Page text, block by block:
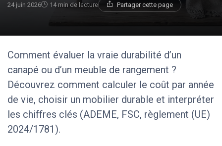
24 juin 2026 14 min de lecture Partager cette page
Comment évaluer la vraie durabilité d’un
canapé ou d’un meuble de rangement ?
Découvrez comment calculer le coût par année
de vie, choisir un mobilier durable et interpréter
les chiffres clés (ADEME, FSC, règlement (UE)
2024/1781).